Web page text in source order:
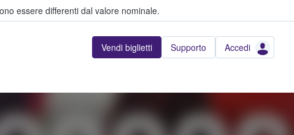
essere differenti dal valore nominale.
Vendi biglietti Supporto Accedi